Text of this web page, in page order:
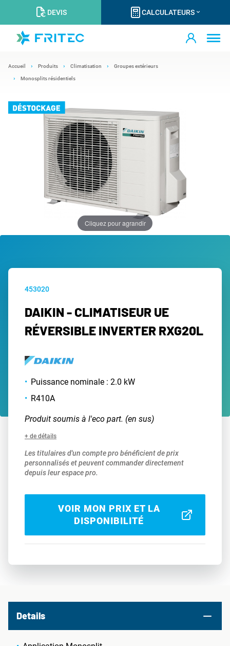
DEVIS CALCULATEURS
Accueil Produits Climatisation Groupes extérieurs
Monosplits résidentiels
Cliquez pour agrandir
453020
DAIKIN - CLIMATISEUR UE
RÉVERSIBLE INVERTER RXG20L
Puissance nominale : 2.0 kW
R410A
Produit soumis à l'eco part. (en sus)
+ de détails
Les titulaires d'un compte pro bénéficient de prix
personnalisés et peuvent commander directement
depuis leur espace pro.
VOIR MON PRIX ET LA
DISPONIBILITÉ
Details